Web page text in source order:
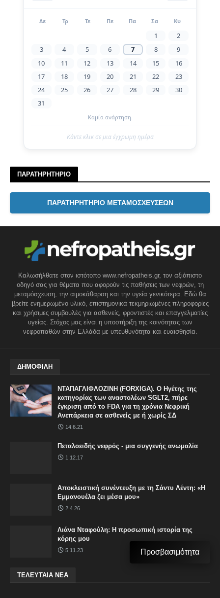
Δε Τρ Τε Πε Πα Σα Κυ
1
2
3
4 5 6 7 8
9
10
11 12 13 14 15
16
17
18 19 20 21 22
23
24
25 26 27 28 29
30
31
Καμία ανάρτηση.
Κάντε κλικ σε μια έγχρωμη ημέρα
ΠΑΡΑΤΗΡΗΤΗΡΙΟ
ΠΑΡΑΤΗΡΗΤΗΡΙΟ ΜΕΤΑΜΟΣΧΕΥΣΕΩΝ
Καλωσήλθατε στον ιστότοπο www.nefropatheis.gr, τον αξιόπιστο
οδηγό σας για θέματα που αφορούν τις παθήσεις των νεφρών, τη
μεταμόσχευση, την αιμοκάθαρση και την υγεία γενικότερα. Εδώ θα
βρείτε ενημερωμένο υλικό, επιστημονικά τεκμηριωμένες πληροφορίες
και χρήσιμες συμβουλές για ασθενείς, φροντιστές και επαγγελματίες
υγείας. Στόχος μας είναι η υποστήριξη της κοινότητας των
νεφροπαθών στην Ελλάδα με υπευθυνότητα και ευαισθησία.
ΔΗΜΟΦΙΛΗ
ΝΤΑΠΑΓΛΙΦΛΟΖΙΝΗ (FORXIGA). Ο Ηγέτης της
κατηγορίας των αναστολέων SGLT2, πήρε
έγκριση από το FDA για τη χρόνια Νεφρική
Ανεπάρκεια σε ασθενείς με ή χωρίς ΣΔ
14.6.21
Πεταλοειδής νεφρός - μια συγγενής ανωμαλία
1.12.17
Αποκλειστική συνέντευξη με τη Σάντυ Λέντη: «Η
Εμμανουέλα ζει μέσα μου»
2.4.26
Λιάνα Νταφούλη: Η προσωπική ιστορία της
κόρης μου
5.11.23
ΤΕΛΕΥΤΑΙΑ ΝΕΑ
Προσβασιμότητα